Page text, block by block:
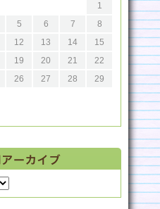
1
5 6 7
8
12 13 14
15
19 20 21
22
26 27 28
29